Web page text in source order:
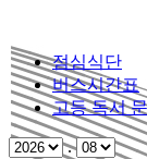
점심식단
버스시간표
고등 독서
.